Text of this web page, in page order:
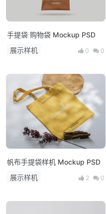
手提袋 购物袋 Mockup PSD
展示样机
0 0
帆布手提袋样机 Mockup PSD
展示样机
2 0